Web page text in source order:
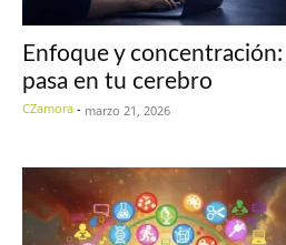
Enfoque y
pasa en tu cerebro
CZamora - marzo 21, 2026